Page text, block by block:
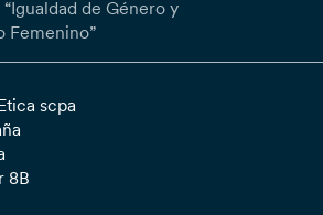
de Género y
Femenino”
scpa
8B